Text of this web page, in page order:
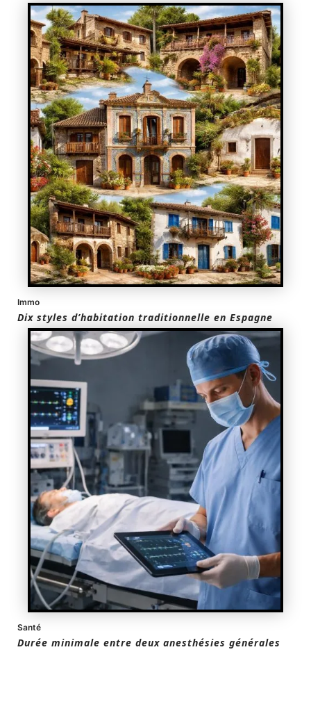
Immo
Dix styles d’habitation traditionnelle en Espagne
Santé
Durée minimale entre deux anesthésies générales